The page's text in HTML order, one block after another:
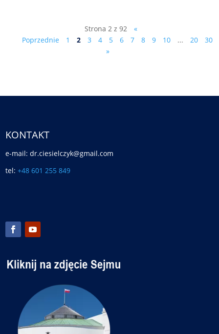
Strona 2 z 92
«
Poprzednie
1 2 3 4 5 6 7 8 9 10 ... 20
30
»
KONTAKT
e-mail: dr.ciesielczyk@gmail.com
tel:+48 601 255 849